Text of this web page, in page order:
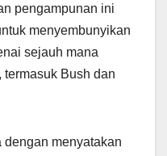
pengampunan ini
menyembunyikan
sejauh mana
Bush dan
dengan menyatakan